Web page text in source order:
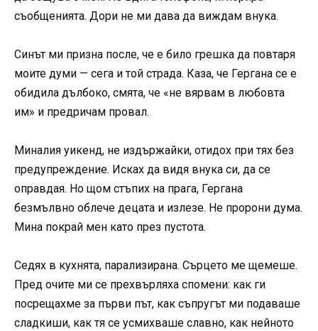
съобщенията. Дори не ми дава да виждам внука.
Синът ми призна после, че е било грешка да повтаря
моите думи — сега и той страда. Каза, че Гергана се е
обидила дълбоко, смята, че «не вярвам в любовта
им» и предричам провал.
Миналия уикенд, не издържайки, отидох при тях без
предупреждение. Исках да видя внука си, да се
оправдая. Но щом стъпих на прага, Гергана
безмълвно облече децата и излезе. Не пророни дума.
Мина покрай мен като през пустота.
Седях в кухнята, парализирана. Сърцето ме щемеше.
Пред очите ми се прехвърляха спомени: как ги
посрещахме за първи път, как съпругът ми подаваше
сладкиши, как тя се усмихваше славно, как нейното